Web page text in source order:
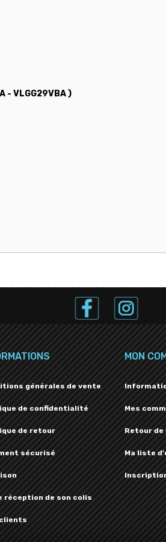
- VLGG29VBA )
générales de vente
de confidentialité
de retour
sécurisé
réception de son colis
MON
Mes
Retour de
Ma liste